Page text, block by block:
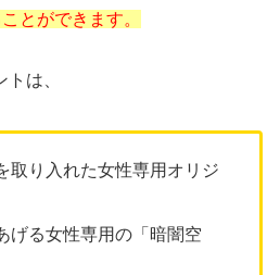
とができます。
は、
取り入れた女性専用オリジ
げる女性専用の「暗闇空